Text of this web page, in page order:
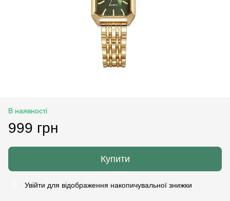
В наявності
999 грн
Купити
Увійти для відображення накопичувальної знижки